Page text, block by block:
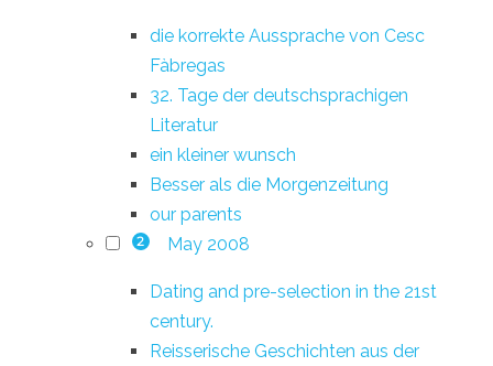
die korrekte Aussprache von Cesc
Fàbregas
32. Tage der deutschsprachigen
Literatur
ein kleiner wunsch
Besser als die Morgenzeitung
our parents
2 May 2008
Dating and pre-selection in the 21st
century.
Reisserische Geschichten aus der